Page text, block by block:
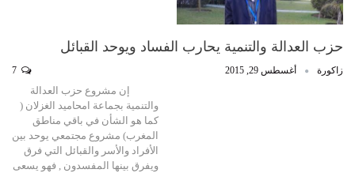
حزب العدالة والتنمية يحارب الفساد ويوحد القبائل‎
زاكورة أغسطس 29, 2015
إن مشروع حزب العدالة
والتنمية بجماعة امحاميد الغزلان (
كما هو الشأن في باقي مناطق
المغرب) مشروع مجتمعي يوحد بين
الأفراد والأسر والقبائل التي فرق
ويفرق بينها المفسدون , فهو يسعى